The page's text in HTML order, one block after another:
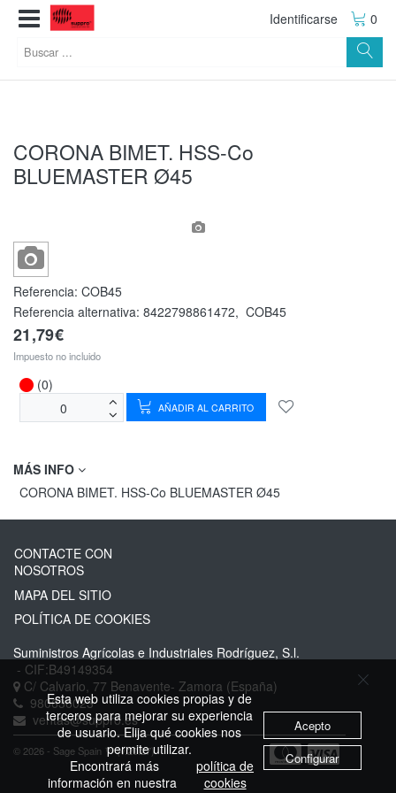
Identificarse 0
CORONA BIMET. HSS-Co
BLUEMASTER Ø45
Referencia: COB45
Referencia alternativa: 8422798861472, COB45
21,79€
Impuesto no incluido
(0)
AÑADIR AL CARRITO
MÁS INFO
CORONA BIMET. HSS-Co BLUEMASTER Ø45
CONTACTE CON
NOSOTROS
MAPA DEL SITIO
POLÍTICA DE COOKIES
Suministros Agrícolas e Industriales Rodríguez, S.l.
- CIF:B49149354
C/ Calvario, 77 Benavente- Zamora (España)
980636023
ventas@suppro.es
© 2026 - Sage Spain ™ (v.20.27)
Esta web utiliza cookies propias y de
terceros para mejorar su experiencia
de usuario. Elija qué cookies nos
permite utilizar.
Encontrará más
información en nuestra
política de
cookies
Acepto
Configurar